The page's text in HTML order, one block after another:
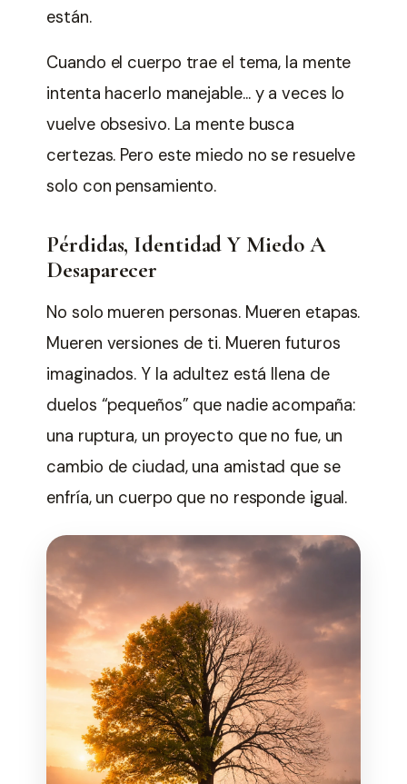
están.
Cuando el cuerpo trae el tema, la mente
intenta hacerlo manejable… y a veces lo
vuelve obsesivo. La mente busca
certezas. Pero este miedo no se resuelve
solo con pensamiento.
Pérdidas, Identidad Y Miedo A
Desaparecer
No solo mueren personas. Mueren etapas.
Mueren versiones de ti. Mueren futuros
imaginados. Y la adultez está llena de
duelos “pequeños” que nadie acompaña:
una ruptura, un proyecto que no fue, un
cambio de ciudad, una amistad que se
enfría, un cuerpo que no responde igual.